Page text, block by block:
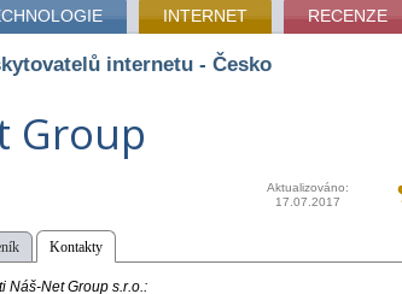
INTERNET RECENZE
internetu - Česko
Group
Aktualizováno:
17.07.2017
Kontakty
Náš-Net Group s.r.o.: